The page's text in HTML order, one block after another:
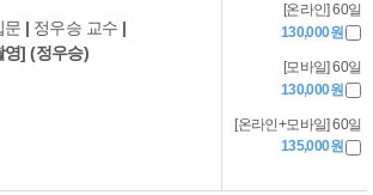
문 | 정우승 교수 |
영] (정우승)
[온라인] 60일
130,000원
[모바일] 60일
130,000원
[온라인+모바일] 60일
135,000원